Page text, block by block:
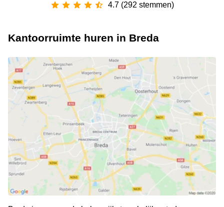
4.7 (292 stemmen)
Kantoorruimte huren in Breda